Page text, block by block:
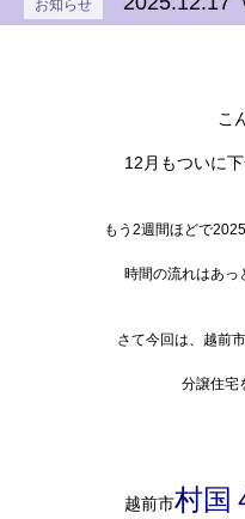
お知らせ
こ
12月もついに
もう2週間ほどで
時間の流れはあっ
さて今回は、越前
分譲住宅
越前市村国